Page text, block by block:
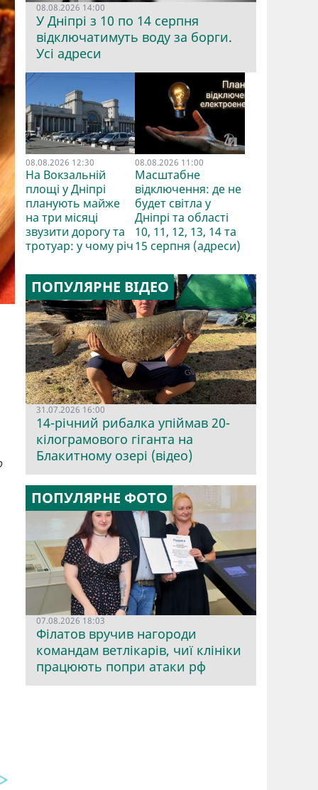
08.08.2026 14:00
У Дніпрі з 10 по 14 серпня
відключатимуть воду за борги.
Усі адреси
08.08.2026 12:30
На Вокзальній
площі у Дніпрі
планують майже
на три місяці
звузити дорогу та
тротуар: у чому річ
08.08.2026 11:00
Масштабне
відключення: де не
будет світла у
Дніпрі та області
10, 11, 12, 13, 14 та
15 серпня (адреси)
ПОПУЛЯРНЕ ВІДЕО
31.07.2026 16:00
14-річний рибалка упіймав 20-
кілограмового гіганта на
Блакитному озері (відео)
ПОПУЛЯРНЕ ФОТО
07.08.2026 18:03
Філатов вручив нагороди
командам ветлікарів, чиї клініки
працюють попри атаки рф